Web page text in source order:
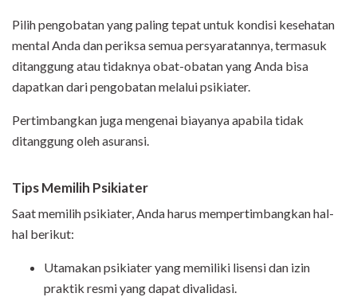
Pilih pengobatan yang paling tepat untuk kondisi kesehatan
mental Anda dan periksa semua persyaratannya, termasuk
ditanggung atau tidaknya obat-obatan yang Anda bisa
dapatkan dari pengobatan melalui psikiater.
Pertimbangkan juga mengenai biayanya apabila tidak
ditanggung oleh asuransi.
Tips Memilih Psikiater
Saat memilih psikiater, Anda harus mempertimbangkan hal-
hal berikut:
Utamakan psikiater yang memiliki lisensi dan izin
praktik resmi yang dapat divalidasi.